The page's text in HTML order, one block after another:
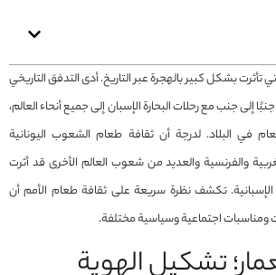
تأثرت بشكل كبير بالهجرة عبر التاريخ. أدى التدفق التاريخي
إلى جنب مع رحلات البحارة الإسبان إلى جميع أنحاء العالم،
في البلاد. لدرجة أن ثقافة طعام الشعوب اليونانية
والفرنسية والعديد من شعوب العالم الأخرى قد أثرت
الإسبانية. تكشف نظرة سريعة على ثقافة طعام الأمم أن
ومناسبات اجتماعية وسياسية مختلفة.
تشكيل الهوية